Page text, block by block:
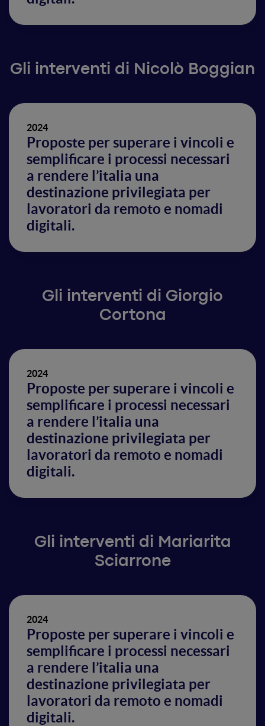
Gli interventi di Nicolò Boggian
2024
Proposte per superare i vincoli e
semplificare i processi necessari
a rendere l’italia una
destinazione privilegiata per
lavoratori da remoto e nomadi
digitali.
Gli interventi di Giorgio
Cortona
2024
Proposte per superare i vincoli e
semplificare i processi necessari
a rendere l’italia una
destinazione privilegiata per
lavoratori da remoto e nomadi
digitali.
Gli interventi di Mariarita
Sciarrone
2024
Proposte per superare i vincoli e
semplificare i processi necessari
a rendere l’italia una
destinazione privilegiata per
lavoratori da remoto e nomadi
digitali.